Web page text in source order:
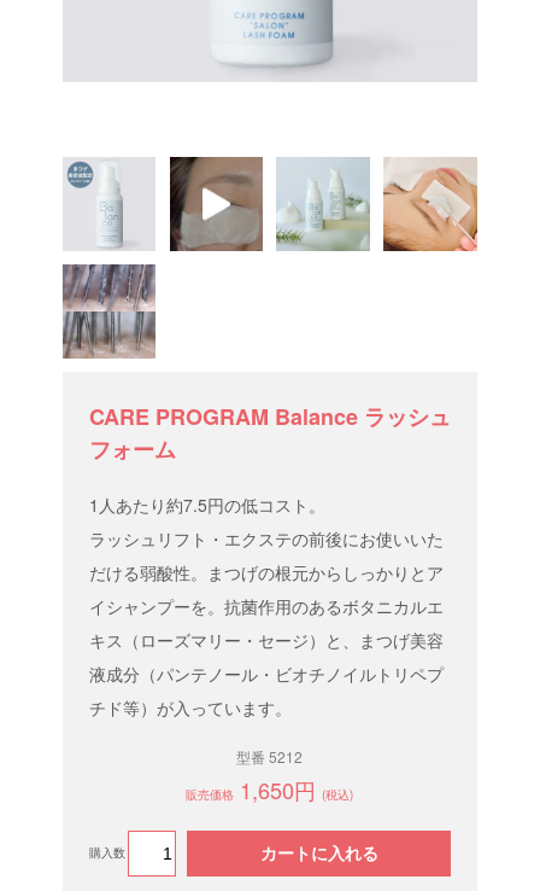
まつげエクステ商材ビュプロ(@eyelash_beaupro)がシェアした投稿
CARE PROGRAM Balance ラッシュ
フォーム
1人あたり約7.5円の低コスト。
ラッシュリフト・エクステの前後にお使いいた
だける弱酸性。まつげの根元からしっかりとア
イシャンプーを。抗菌作用のあるボタニカルエ
キス（ローズマリー・セージ）と、まつげ美容
液成分（パンテノール・ビオチノイルトリペプ
チド等）が入っています。
型番 5212
販売価格 1,650円(税込)
購入数 カートに入れる